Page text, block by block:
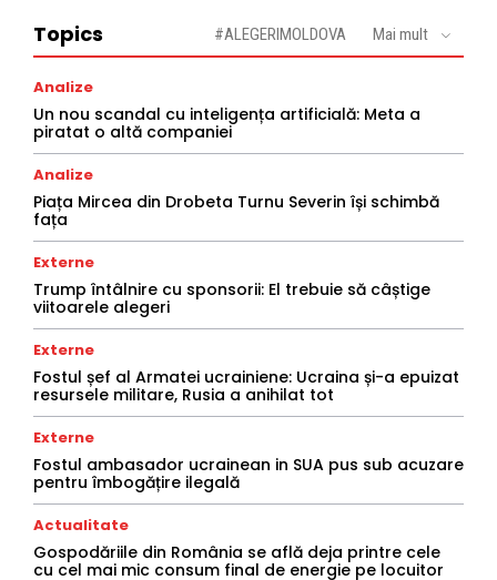
Topics #ALEGERIMOLDOVA Mai mult
Analize
Un nou scandal cu inteligența artificială: Meta a
piratat o altă companiei
Analize
Piața Mircea din Drobeta Turnu Severin își schimbă
fața
Externe
Trump întâlnire cu sponsorii: El trebuie să câștige
viitoarele alegeri
Externe
Fostul șef al Armatei ucrainiene: Ucraina și-a epuizat
resursele militare, Rusia a anihilat tot
Externe
Fostul ambasador ucrainean in SUA pus sub acuzare
pentru îmbogățire ilegală
Actualitate
Gospodăriile din România se află deja printre cele
cu cel mai mic consum final de energie pe locuitor